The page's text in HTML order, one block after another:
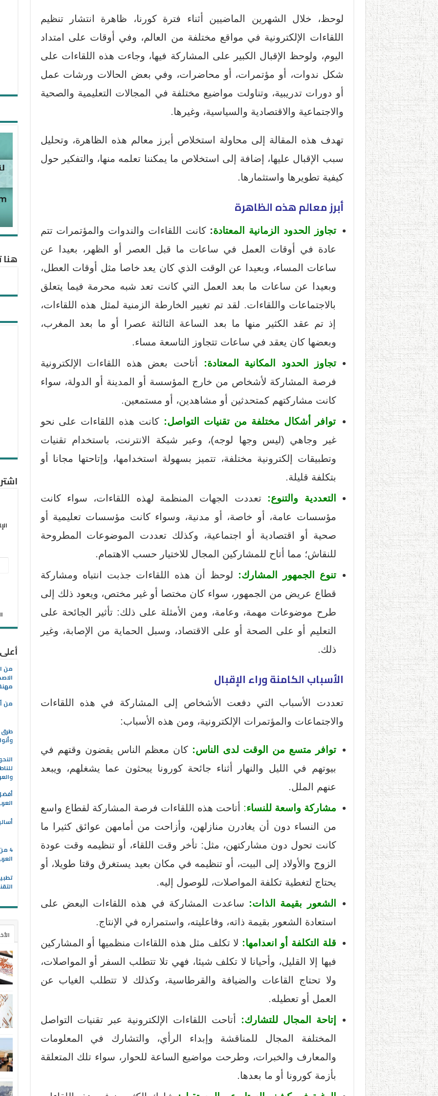
لوحظ، خلال الشهرين الماضيين أثناء فترة كورنا، ظاهرة انتشار تنظيم
اللقاءات الإلكترونية في مواقع مختلفة من العالم، وفي أوقات على امتداد
اليوم، ولوحظ الإقبال الكبير على المشاركة فيها، وجاءت هذه اللقاءات على
شكل ندوات، أو مؤتمرات، أو محاضرات، وفي بعض الحالات ورشات عمل
أو دورات تدريبية، وتناولت مواضيع مختلفة في المجالات التعليمية والصحية
والاجتماعية والاقتصادية والسياسية، وغيرها.
تهدف هذه المقالة إلى محاولة استخلاص أبرز معالم هذه الظاهرة، وتحليل
سبب الإقبال عليها، إضافة إلى استخلاص ما يمكننا تعلمه منها، والتفكير حول
كيفية تطويرها واستثمارها.
أبرز معالم هذه الظاهرة
تجاوز الحدود الزمانية المعتادة:كانت اللقاءات والندوات والمؤتمرات تتم
عادة في أوقات العمل في ساعات ما قبل العصر أو الظهر، بعيدا عن
ساعات المساء، وبعيدا عن الوقت الذي كان يعد خاصا مثل أوقات العطل،
وبعيدا عن ساعات ما بعد العمل التي كانت تعد شبه محرمة فيما يتعلق
بالاجتماعات واللقاءات. لقد تم تغيير الخارطة الزمنية لمثل هذه اللقاءات،
إذ تم عقد الكثير منها ما بعد الساعة الثالثة عصرا أو ما بعد المغرب،
وبعضها كان يعقد في ساعات تتجاوز التاسعة مساء.
تجاوز الحدود المكانية المعتادة:
أتاحت بعض هذه اللقاءات الإلكترونية
فرصة المشاركة لأشخاص من خارج المؤسسة أو المدينة أو الدولة، سواء
كانت مشاركتهم كمتحدثين أو مشاهدين، أو مستمعين.
توافر أشكال مختلفة من تقنيات التواصل: كانت هذه اللقاءات على نحو
غير وجاهي (ليس وجها لوجه)، وعبر شبكة الانترنت، باستخدام تقنيات
وتطبيقات إلكترونية مختلفة، تتميز بسهولة استخدامها، وإتاحتها مجانا أو
بتكلفة قليلة.
التعددية والتنوع:
تعددت الجهات المنظمة لهذه اللقاءات، سواء كانت
مؤسسات عامة، أو خاصة، أو مدنية، وسواء كانت مؤسسات تعليمية أو
صحية أو اقتصادية أو اجتماعية، وكذلك تعددت الموضوعات المطروحة
للنقاش؛ مما أتاح للمشاركين المجال للاختيار حسب الاهتمام.
تنوع الجمهور المشارك: لوحظ أن هذه اللقاءات جذبت انتباه ومشاركة
قطاع عريض من الجمهور، سواء كان مختصا أو غير مختص، ويعود ذلك إلى
طرح موضوعات مهمة، وعامة، ومن الأمثلة على ذلك: تأثير الجائحة على
التعليم أو على الصحة أو على الاقتصاد، وسبل الحماية من الإصابة، وغير
ذلك.
الأسباب الكامنة وراء الإقبال
تعددت الأسباب التي دفعت الأشخاص إلى المشاركة في هذه اللقاءات
والاجتماعات والمؤتمرات الإلكترونية، ومن هذه الأسباب:
توافر متسع من الوقت لدى الناس: كان معظم الناس يقضون وقتهم في
بيوتهم في الليل والنهار أثناء جائحة كورونا يبحثون عما يشغلهم، ويبعد
عنهم الملل.
مشاركة واسعة للنساء: أتاحت هذه اللقاءات فرصة المشاركة لقطاع واسع
من النساء دون أن يغادرن منازلهن، وأزاحت من أمامهن عوائق كثيرا ما
كانت تحول دون مشاركتهن، مثل: تأخر وقت اللقاء، أو تنظيمه وقت عودة
الزوج والأولاد إلى البيت، أو تنظيمه في مكان بعيد يستغرق وقتا طويلا، أو
يحتاج لتغطية تكلفة المواصلات، للوصول إليه.
الشعور بقيمة الذات: ساعدت المشاركة في هذه اللقاءات البعض على
استعادة الشعور بقيمة ذاته، وفاعليته، واستمراره في الإنتاج.
قلة التكلفة أو انعدامها: لا تكلف مثل هذه اللقاءات منظميها أو المشاركين
فيها إلا القليل، وأحيانا لا تكلف شيئا، فهي تلا تتطلب السفر أو المواصلات،
ولا تحتاج القاعات والضيافة والقرطاسية، وكذلك لا تتطلب الغياب عن
العمل أو تعطيله.
إتاحة المجال للتشارك:
أتاحت اللقاءات الإلكترونية عبر تقنيات التواصل
المختلفة المجال للمناقشة وإبداء الرأي، والتشارك في المعلومات
والمعارف والخبرات، وطرحت مواضيع الساعة للحوار، سواء تلك المتعلقة
بأزمة كورونا أو ما بعدها.
هنا
من
من
طرق
4